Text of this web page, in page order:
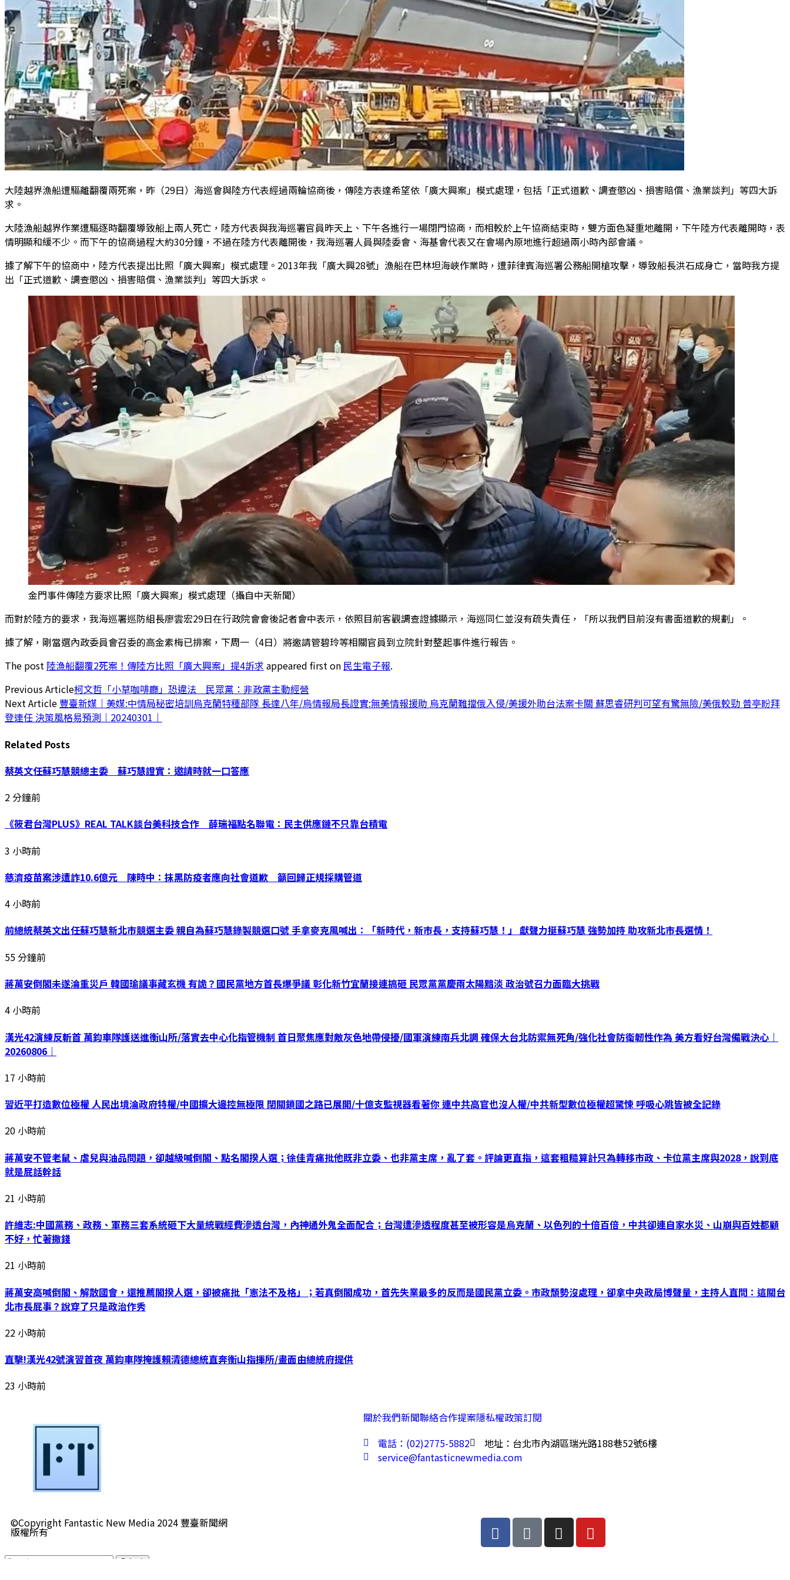
大陸越界漁船遭驅離翻覆兩死案，昨（29日）海巡會與陸方代表經過兩輪協商後，傳陸方表達希望依「廣大興案」模式處理，包括「正式道歉、調查懲凶、損害賠償、漁業談判」等四大訴
求。
大陸漁船越界作業遭驅逐時翻覆導致船上兩人死亡，陸方代表與我海巡署官員昨天上、下午各進行一場閉門協商，而相較於上午協商結束時，雙方面色凝重地離開，下午陸方代表離開時，表
情明顯和緩不少。而下午的協商過程大約30分鐘，不過在陸方代表離開後，我海巡署人員與陸委會、海基會代表又在會場內原地進行超過兩小時內部會議。
據了解下午的協商中，陸方代表提出比照「廣大興案」模式處理。2013年我「廣大興28號」漁船在巴林坦海峽作業時，遭菲律賓海巡署公務船開槍攻擊，導致船長洪石成身亡，當時我方提
出「正式道歉、調查懲凶、損害賠償、漁業談判」等四大訴求。
金門事件傳陸方要求比照「廣大興案」模式處理（攝自中天新聞）
而對於陸方的要求，我海巡署巡防組長廖雲宏29日在行政院會會後記者會中表示，依照目前客觀調查證據顯示，海巡同仁並沒有疏失責任，「所以我們目前沒有書面道歉的規劃」。
據了解，剛當選內政委員會召委的高金素梅已排案，下周一（4日）將邀請管碧玲等相關官員到立院針對整起事件進行報告。
The post 陸漁船翻覆2死案！傳陸方比照「廣大興案」提4訴求 appeared first on 民生電子報.
Previous Article柯文哲「小草咖啡廳」恐違法 民眾黨：非政黨主動經營
Next Article 豐臺新媒｜美媒:中情局秘密培訓烏克蘭特種部隊 長達八年/烏情報局長證實:無美情報援助 烏克蘭難擋俄入侵/美援外助台法案卡關 蘇思睿研判可望有驚無險/美俄較勁 普亭盼拜
登連任 決策風格易預測｜20240301｜
Related Posts
蔡英文任蘇巧慧競總主委 蘇巧慧證實：邀請時就一口答應
2 分鐘前
《筱君台灣PLUS》REAL TALK談台美科技合作 薛瑞福點名聯電：民主供應鏈不只靠台積電
3 小時前
慈濟疫苗案涉遭詐10.6億元 陳時中：抹黑防疫者應向社會道歉 籲回歸正規採購管道
4 小時前
前總統蔡英文出任蘇巧慧新北市競選主委 親自為蘇巧慧錄製競選口號 手拿麥克風喊出：「新時代，新市長，支持蘇巧慧！」 獻聲力挺蘇巧慧 強勢加持 助攻新北市長選情！
55 分鐘前
蔣萬安倒閣未遂淪重災戶 韓國瑜議事藏玄機 有詭？國民黨地方首長爆爭議 彰化新竹宜蘭接連搞砸 民眾黨黨慶兩太陽黯淡 政治號召力面臨大挑戰
4 小時前
漢光42演練反斬首 萬鈞車隊護送進衡山所/落實去中心化指管機制 首日聚焦應對敵灰色地帶侵擾/國軍演練南兵北調 確保大台北防禦無死角/強化社會防衛韌性作為 美方看好台灣備戰決心｜
20260806｜
17 小時前
習近平打造數位極權 人民出境淪政府特權/中國擴大邊控無極限 閉關鎖國之路已展開/十億支監視器看著你 連中共高官也沒人權/中共新型數位極權超驚悚 呼吸心跳皆被全記錄
20 小時前
蔣萬安不管老鼠、虐兒與油品問題，卻越級喊倒閣、點名閣揆人選；徐佳青痛批他既非立委、也非黨主席，亂了套。評論更直指，這套粗糙算計只為轉移市政、卡位黨主席與2028，說到底
就是屁話幹話
21 小時前
許維志:中國黨務、政務、軍務三套系統砸下大量統戰經費滲透台灣，內神通外鬼全面配合；台灣遭滲透程度甚至被形容是烏克蘭、以色列的十倍百倍，中共卻連自家水災、山崩與百姓都顧
不好，忙著撒錢
21 小時前
蔣萬安高喊倒閣、解散國會，還推薦閣揆人選，卻被痛批「憲法不及格」；若真倒閣成功，首先失業最多的反而是國民黨立委。市政頹勢沒處理，卻拿中央政局博聲量，主持人直問：這關台
北市長屁事？說穿了只是政治作秀
22 小時前
直擊!漢光42號演習首夜 萬鈞車隊掩護賴清德總統直奔衡山指揮所/畫面由總統府提供
23 小時前
關於我們新聞聯絡合作提案隱私權政策訂閱
電話：(02)2775-5882
地址：台北市內湖區瑞光路188巷52號6樓
service@fantasticnewmedia.com
©Copyright Fantastic New Media 2024 豐臺新聞網
版權所有
Submit